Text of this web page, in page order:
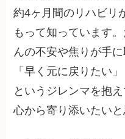
約4ヶ月間のリハビリ
もって知っています
んの不安や焦りが手
「早く元に戻りたい
というジレンマを抱
心から寄り添いたいと